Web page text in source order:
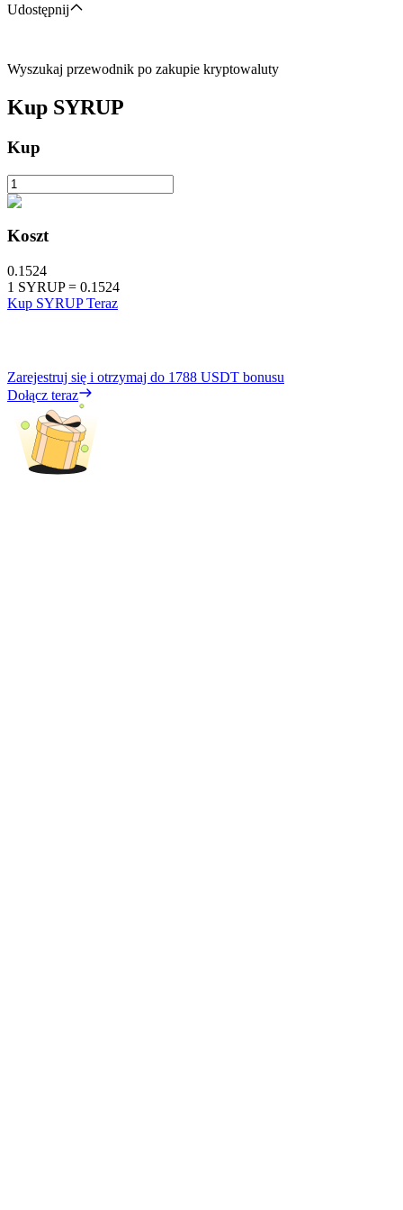
Udostępnij
Wyszukaj przewodnik po zakupie kryptowaluty
Kup SYRUP
Kup
Koszt
0.1524
1 SYRUP= 0.1524
Kup SYRUP Teraz
Zarejestruj się i otrzymaj do 1788 USDT bonusu
Dołącz teraz